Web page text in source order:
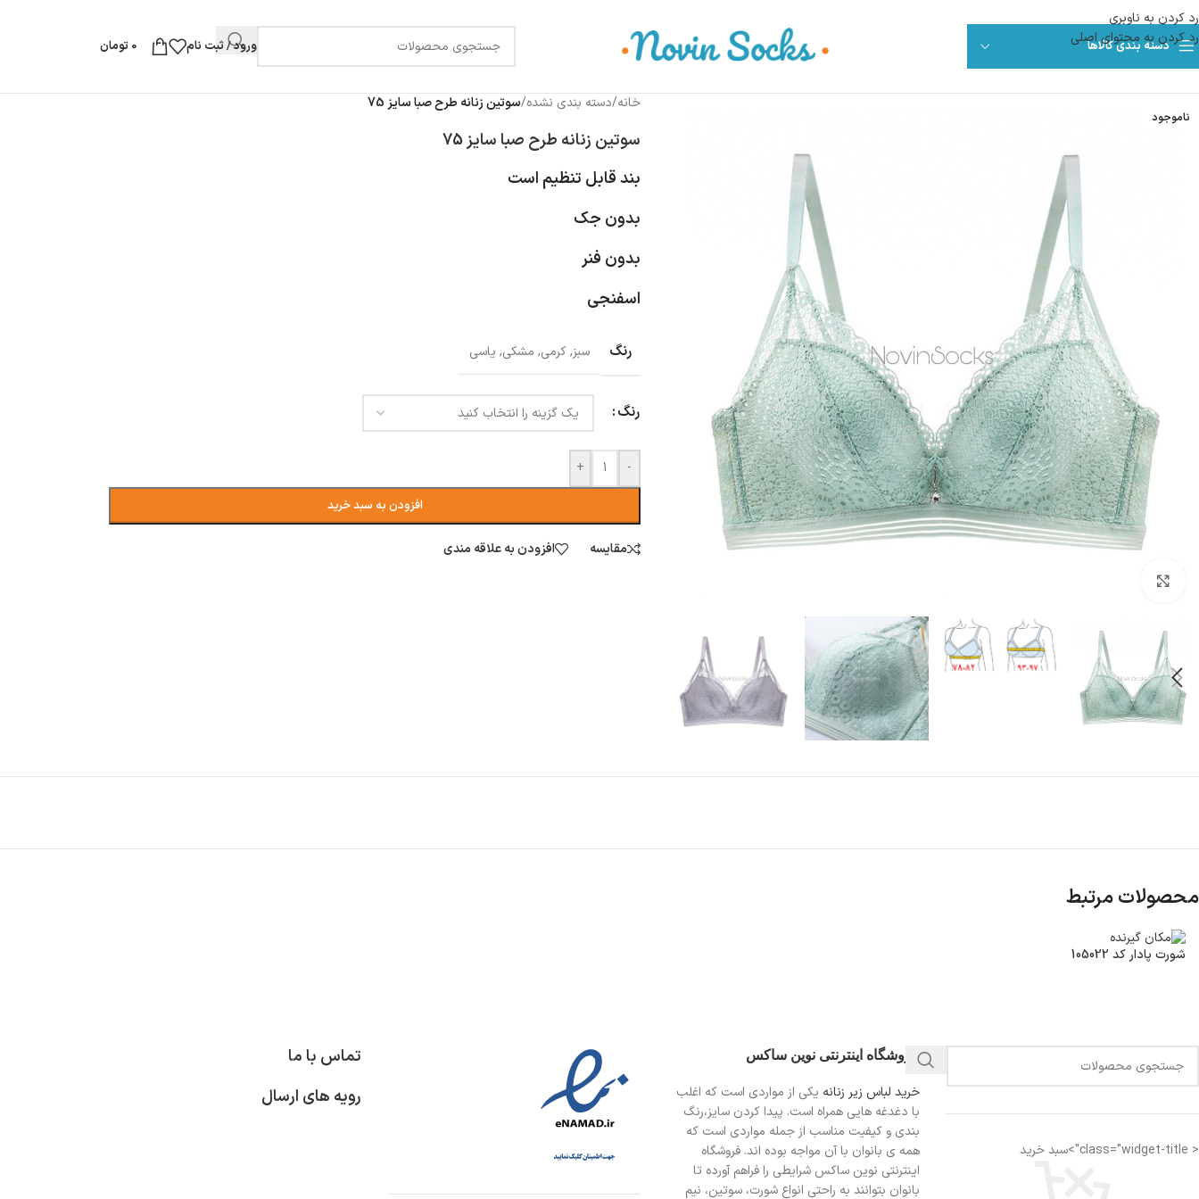
رد کردن به ناوبری
رد کردن به محتوای اصلی
دسته بندی کالاها ورود / ثبت نام 0 تومان
ناموجود
خانه/دسته بندی نشده/سوتین زنانه طرح صبا سایز 75
سوتین زنانه طرح صبا سایز 75
بند قابل تنظیم است
بدون جک
بدون فنر
اسفنجی
رنگ سبز,کرمی, مشکی, یاسی
رنگ
-
+
افزودن به سبد خرید
مقایسه افزودن به علاقه مندی
محصولات مرتبط
شورت پادار کد 105022
< class="widget-title">سبد خرید
فروشگاه اینترنتی نوین ساکس
خرید لباس زیر زنانه یکی از مواردی است که اغلب
با دغدغه هایی همراه است. پیدا کردن سایز،رنگ
بندی و کیفیت مناسب از جمله مواردی است که
همه ی بانوان با آن مواجه بوده اند. فروشگاه
اینترنتی نوین ساکس شرایطی را فراهم آورده تا
بانوان بتوانند به راحتی انواع شورت، سوتین، نیم
تماس با ما
رویه های ارسال